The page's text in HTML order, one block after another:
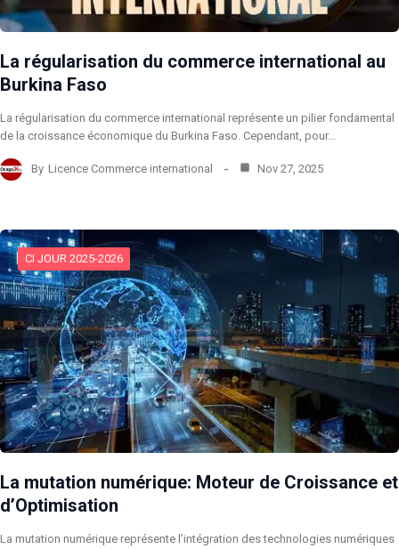
La régularisation du commerce international au
Burkina Faso
La régularisation du commerce international représente un pilier fondamental
de la croissance économique du Burkina Faso. Cependant, pour…
By Licence Commerce international Nov 27, 2025
CI JOUR 2025-2026
​La mutation numérique: Moteur de Croissance et
d’Optimisation
​La mutation numérique représente l’intégration des technologies numériques